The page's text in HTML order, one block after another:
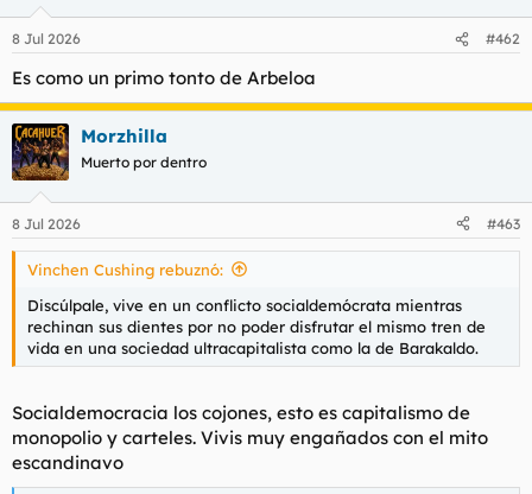
e
:
8 Jul 2026 #462
Es como un primo tonto de Arbeloa
Morzhilla
Muerto por dentro
8 Jul 2026 #463
Vinchen Cushing rebuznó:
Discúlpale, vive en un conflicto socialdemócrata mientras
rechinan sus dientes por no poder disfrutar el mismo tren de
vida en una sociedad ultracapitalista como la de Barakaldo.
Socialdemocracia los cojones, esto es capitalismo de
monopolio y carteles. Vivis muy engañados con el mito
escandinavo